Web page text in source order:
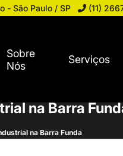
- São Paulo / SP (11)
Sobre
Nós
Serviços
na Barra
na Barra Funda